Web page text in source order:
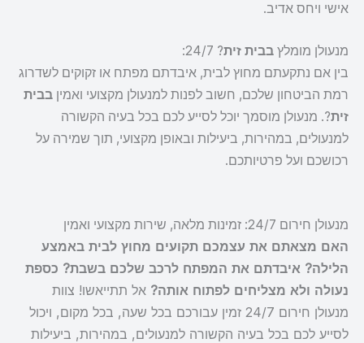
אישי ויחס אדיב.
מנעולן מומלץ בבית זית? 24/7:
בין אם נתקעתם מחוץ לבית, איבדתם מפתח או זקוקים לשדרוג
רמת הביטחון שלכם, חשוב לפנות למנעולן מקצועי ואמין בבית
זית?. מנעולן מוסמך יוכל לסייע לכם בכל בעיה הקשורה
למנעולים, במהירות, ביעילות ובאופן מקצועי, תוך שמירה על
רכושכם ועל פרטיותכם.
מנעולן חירום 24/7: זמינות מלאה, שירות מקצועי ואמין
האם מצאתם את עצמכם תקועים מחוץ לבית באמצע
הלילה? איבדתם את המפתח לרכב שלכם בשבת? כספת
נעולה ולא מצליחים לפתוח אותה? אל תתייאשו! צוות
מנעולן חירום 24/7 זמין עבורכם בכל שעה, בכל מקום, ויכול
לסייע לכם בכל בעיה הקשורה למנעולים, במהירות, ביעילות